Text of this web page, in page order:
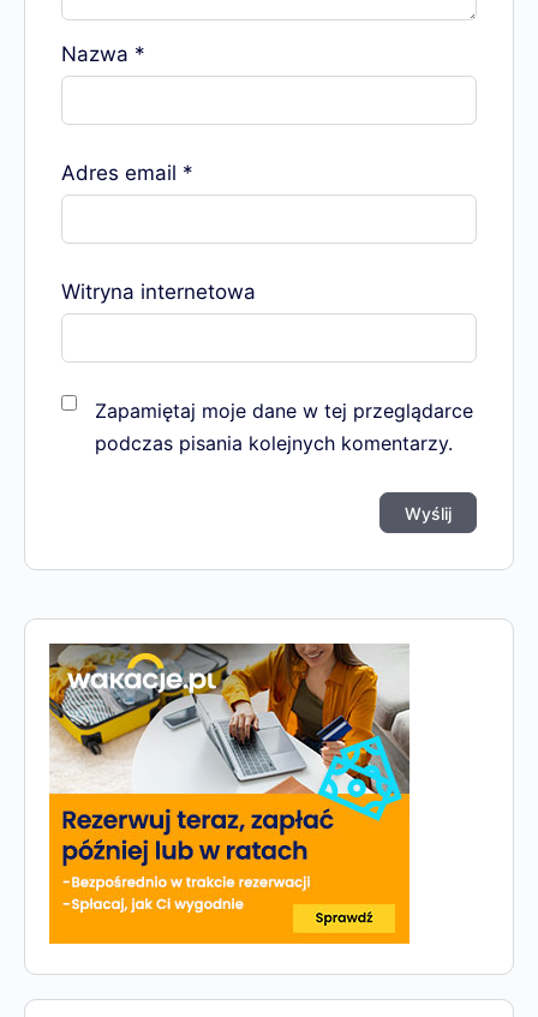
Nazwa *
Adres email *
Witryna internetowa
Zapamiętaj moje dane w tej przeglądarce
podczas pisania kolejnych komentarzy.